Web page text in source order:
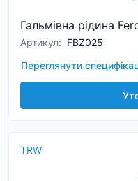
Гальмівна рідина
Артикул: FBZ025
Переглянути
TRW